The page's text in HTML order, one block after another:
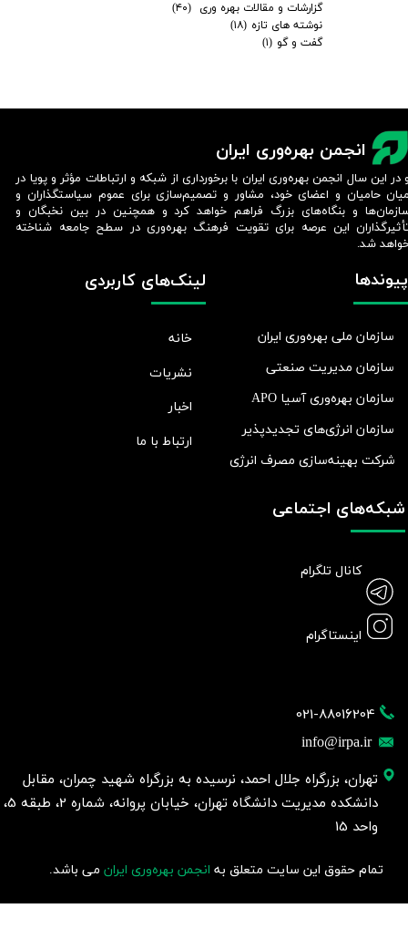
گزارشات و مقالات بهره وری
(۴۰)
نوشته های تازه (۱۸)
گفت و گو (۱)
انجمن بهره‌وری ایران
021-88016204
info@irpa.ir
تهران، بزرگراه جلال احمد، نرسیده به بزرگراه شهید چمران، مقابل
دانشکده مدیریت دانشگاه تهران، خیابان پروانه، شماره 2، طبقه 5،
واحد 15
لینک‌های کاربردی
خانه
نشریات
اخبار
ارتباط با ما
پیوندها
سازمان ملی بهره‌وری ایران
سازمان مدیریت صنعتی
سازمان بهره‌وری آسیا APO
سازمان انرژی‌های تجدیدپذیر
شرکت بهينه‌سازی مصرف انرژی
شبکه‌های اجتماعی
کانال تلگرام
اینستاگرام
تمام حقوق این سایت متعلق به انجمن بهره‌وری ایران می باشد.
در این سال انجمن بهره‌وری ایران با برخورداری از شبکه و ارتباطات مؤثر و پویا در
حامیان و اعضای خود، مشاور و تصمیم‌سازی برای عموم سیاستگذاران و
و بنگاه‌های بزرگ فراهم خواهد کرد و همچنین در بین نخبگان و
این عرصه برای تقویت فرهنگ بهره‌وری در سطح جامعه شناخته
شد.​​​​​​​